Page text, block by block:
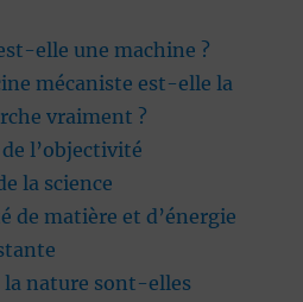
elle une machine ?
mécaniste est-elle la
vraiment ?
de l’objectivité
la science
de matière et d’énergie
la nature sont-elles